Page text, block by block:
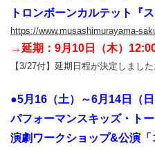
トロンボーンカルテット『
https://www.musashimurayama-
→延期：9月10日（木）
【3/27付】延期日程が決定しました
●5月16（土）～6月14日（日
パフォーマンスキッズ・ト
演劇ワークショップ&公演「